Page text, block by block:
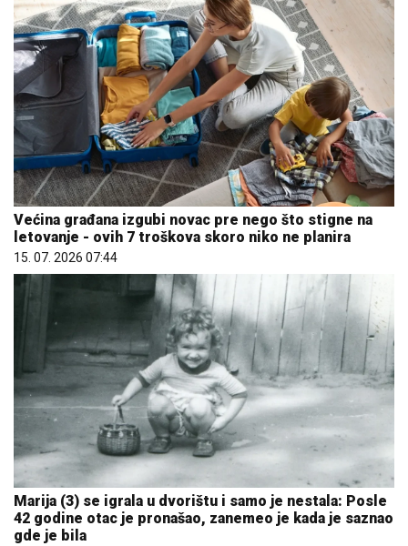
Većina građana izgubi novac pre nego što stigne na
letovanje - ovih 7 troškova skoro niko ne planira
15. 07. 2026 07:44
Marija (3) se igrala u dvorištu i samo je nestala: Posle
42 godine otac je pronašao, zanemeo je kada je saznao
gde je bila